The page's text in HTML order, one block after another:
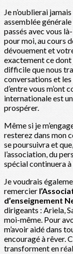
Je n’oublierai
assemblée générale
passés avec vous
pour moi, au cours
dévouement et
exactement ce dont
difficile que nous
conversations et les
d’entre vous m’ont
internationale est
prospérer.
Même si je
resterez dans mon
se poursuivra et
l’association, du
spécial continuera
Je voudrais
remercier
d’enseignement
dirigeants : Ariela,
moi-même. Pour
m’avoir aidé dans
encouragé à rêver.
transforment en